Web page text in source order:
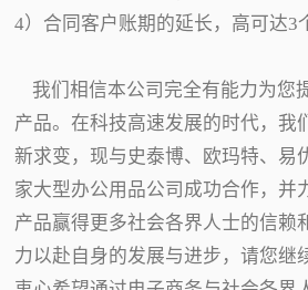
4）合同客户账期的延长，高可达3
我们相信本公司完全有能力为您
产品。在科技高速发展的时代，我
新求变，现与史泰博、欧玛特、易
家大型办公用品公司成功合作，并
产品赢得更多社会各界人士的信赖
力以赴自身的发展与进步，请您继